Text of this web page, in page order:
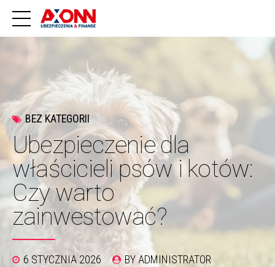
BEZ KATEGORII
Ubezpieczenie dla
właścicieli psów i kotów:
Czy warto
zainwestować?
6 STYCZNIA 2026 BY ADMINISTRATOR